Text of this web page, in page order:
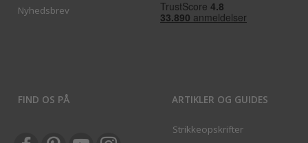
Nyhedsbrev
FIND OS PÅ ARTIKLER OG GUIDES
Strikkeopskrifter